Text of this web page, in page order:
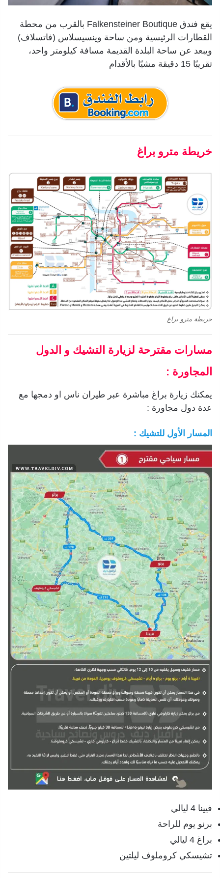
يقع فندق Falkensteiner Boutique بالقرب من محطة
القطارات الرئيسية ومن ساحة وينسيسلاس (فاتسلاف)
ويبعد عن ساحة البلدة القديمة مسافة كيلومتر واحد،
تقريبًا 15 دقيقة مشيًا بالأقدام
خريطة مترو براغ
خريطة مترو براغ
مسارات مقترحة لزيارة التشيك و الدول
المجاورة :
يمكنك زيارة براغ مباشرة عبر طيران ناس او دمجها مع
عدة دول مجاورة :
المسار الأول للتشيك :
فيينا 4 ليالي
برنو يوم للراحة
براغ 4 ليالي
تشيسكي كروملوف ليلتين